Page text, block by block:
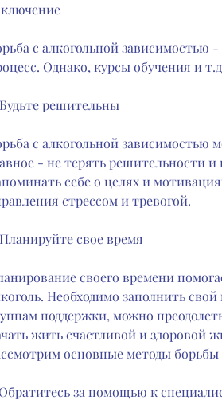
с алкогольной зависимостью
Однако, курсы обучения и
решительны
с алкогольной зависимостью
- не терять решительности и
себе о целях и
стрессом и тревогой.
свое время
своего времени
Необходимо заполнить
поддержки, можно
жить счастливой и здоровой
основные методы борьбы
за помощью к